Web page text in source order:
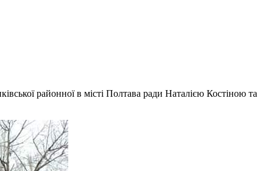
районної в місті Полтава ради Наталією Костіною та